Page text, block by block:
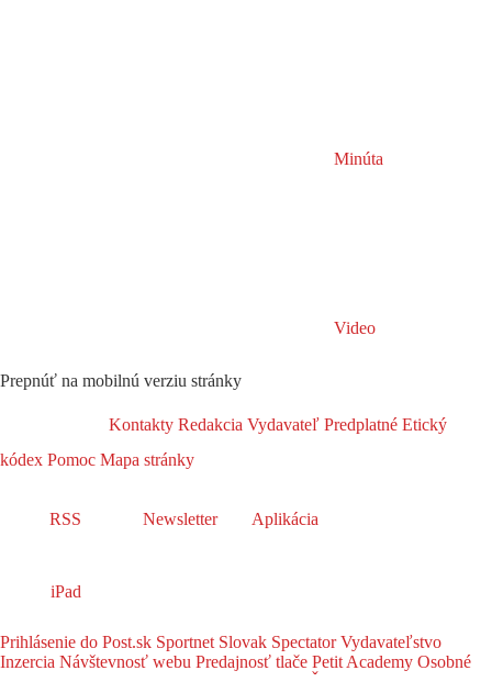
Minúta
Video
Prepnúť na mobilnú verziu stránky
Kontakty Redakcia Vydavateľ Predplatné Etický
kódex Pomoc Mapa stránky
RSS Newsletter Aplikácia
iPad
Prihlásenie do Post.sk Sportnet Slovak SpectatorVydavateľstvo
Inzercia Návštevnosť webu Predajnosť tlače Petit Academy Osobné